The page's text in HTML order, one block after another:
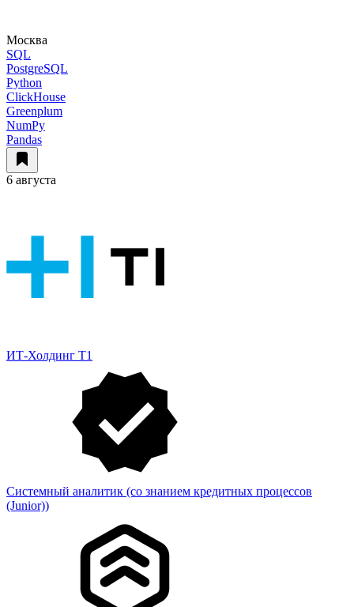
Москва
SQL
PostgreSQL
Python
ClickHouse
Greenplum
NumPy
Pandas
6 августа
ИТ-Холдинг Т1
Системный аналитик (со знанием кредитных процессов
(Junior))